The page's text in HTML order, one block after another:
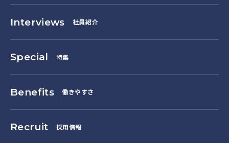
Interviews 社員紹介
Special 特集
Benefits 働きやすさ
Recruit 採用情報